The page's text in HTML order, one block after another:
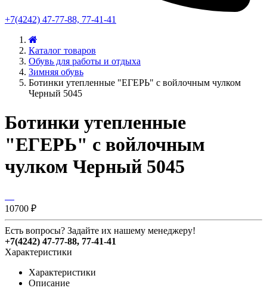
+7(4242) 47-77-88, 77-41-41
Каталог товаров
Обувь для работы и отдыха
Зимняя обувь
Ботинки утепленные "ЕГЕРЬ" с войлочным чулком
Черный 5045
Ботинки утепленные
"ЕГЕРЬ" с войлочным
чулком Черный 5045
10700 ₽
Есть вопросы? Задайте их нашему менеджеру!
+7(4242) 47-77-88, 77-41-41
Характеристики
Характеристики
Описание